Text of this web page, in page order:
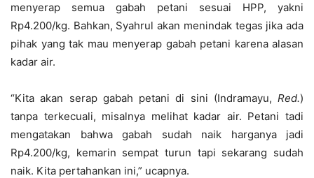
menyerap semua gabah petani sesuai HPP, yakni
Rp4.200/kg. Bahkan, Syahrul akan menindak tegas jika ada
pihak yang tak mau menyerap gabah petani karena alasan
kadar air.
“Kita akan serap gabah petani di sini (Indramayu, Red.)
tanpa terkecuali, misalnya melihat kadar air. Petani tadi
mengatakan bahwa gabah sudah naik harganya jadi
Rp4.200/kg, kemarin sempat turun tapi sekarang sudah
naik. Kita pertahankan ini,” ucapnya.